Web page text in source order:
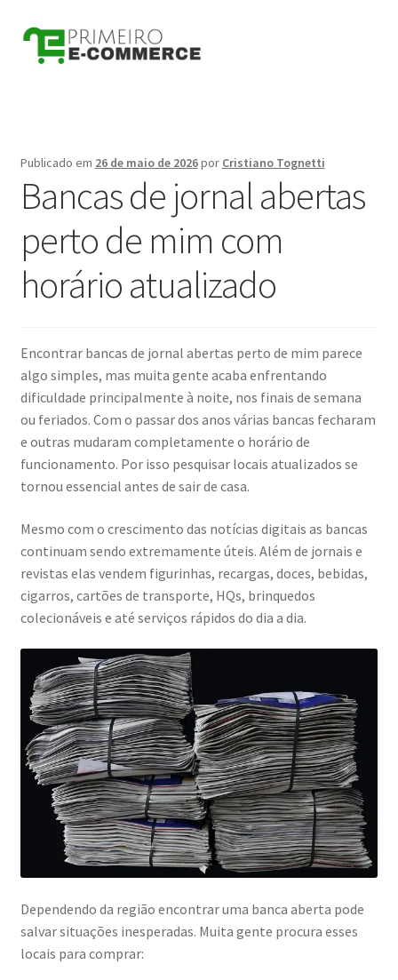
Pular
para
Pular
para
Publicado em 26 de maio de 2026por Cristiano Tognetti
Bancas de jornal abertas
perto de mim com
horário atualizado
Encontrar bancas de jornal abertas perto de mim parece
algo simples, mas muita gente acaba enfrentando
dificuldade principalmente à noite, nos finais de semana
ou feriados. Com o passar dos anos várias bancas fecharam
e outras mudaram completamente o horário de
funcionamento. Por isso pesquisar locais atualizados se
tornou essencial antes de sair de casa.
Mesmo com o crescimento das notícias digitais as bancas
continuam sendo extremamente úteis. Além de jornais e
revistas elas vendem figurinhas, recargas, doces, bebidas,
cigarros, cartões de transporte, HQs, brinquedos
colecionáveis e até serviços rápidos do dia a dia.
Dependendo da região encontrar uma banca aberta pode
salvar situações inesperadas. Muita gente procura esses
locais para comprar: